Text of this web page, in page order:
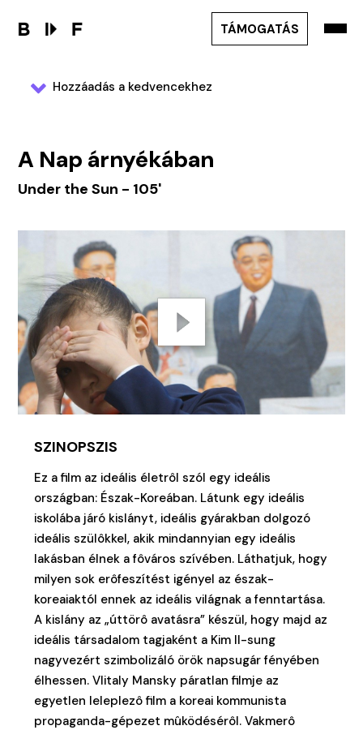
TÁMOGATÁS
Hozzáadás a kedvencekhez
A Nap árnyékában
Under the Sun - 105'
SZINOPSZIS
Ez a film az ideális életrôl szól egy ideális
országban: Észak-Koreában. Látunk egy ideális
iskolába járó kislányt, ideális gyárakban dolgozó
ideális szülôkkel, akik mindannyian egy ideális
lakásban élnek a fôváros szívében. Láthatjuk, hogy
milyen sok erôfeszítést igényel az észak-
koreaiaktól ennek az ideális világnak a fenntartása.
A kislány az „úttörô avatásra” készül, hogy majd az
ideális társadalom tagjaként a Kim Il-sung
nagyvezért szimbolizáló örök napsugár fényében
élhessen. VIitaly Mansky páratlan filmje az
egyetlen leleplezô film a koreai kommunista
propaganda-gépezet mûködésérôl. Vakmerô